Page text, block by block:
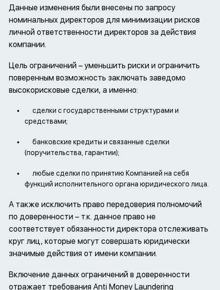
Данные изменения были внесены по запросу
номинальных директоров для минимизации рисков
личной ответственности директоров за действия
компании.
Цель ограничений – уменьшить риски и ограничить
поверенным возможность заключать заведомо
высокорисковые сделки, а именно:
сделки с государственными структурами и
средствами;
банковские кредиты и связанные сделки
(поручительства, гарантии);
любые сделки по принятию Компанией на себя
функций исполнительного органа юридического лица.
А также исключить право передоверия полномочий
по доверенности – т.к. данное право не
соответствует обязанности директора отслеживать
круг лиц, которые могут совершать юридически
значимые действия от имени компании.
Включение данных ограничений в доверенности
отражает требования Anti Money Laundering